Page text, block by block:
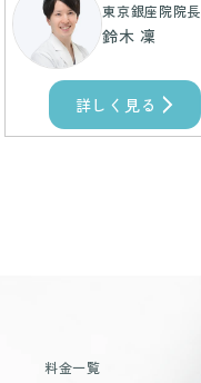
東京銀座院院長
鈴木 凜
詳しく見る
料金一覧